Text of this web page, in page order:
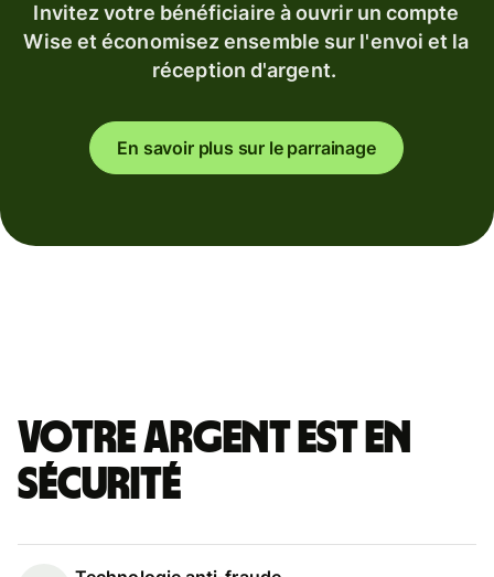
Invitez votre bénéficiaire à ouvrir un compte
Wise et économisez ensemble sur l'envoi et la
réception d'argent.
En savoir plus sur le parrainage
Votre argent est en
sécurité